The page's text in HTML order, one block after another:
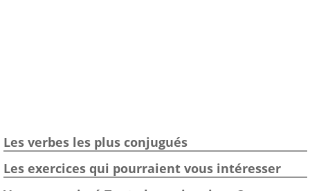
Les verbes les plus conjugués
Les exercices qui pourraient vous intéresser